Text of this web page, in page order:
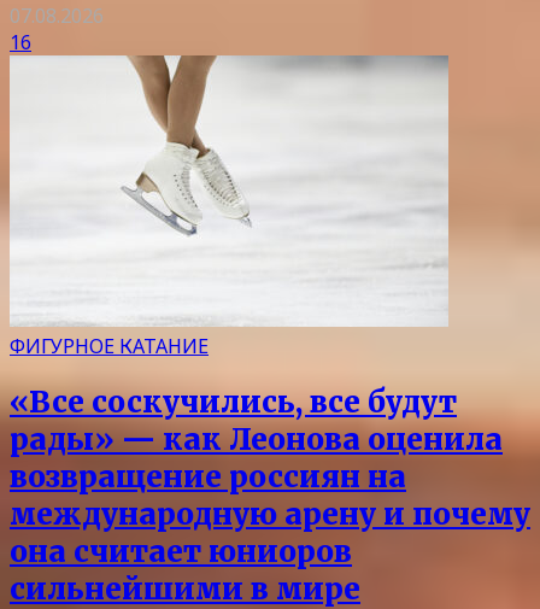
07.08.2026
16
ФИГУРНОЕ КАТАНИЕ
«Все соскучились, все будут
рады» — как Леонова оценила
возвращение россиян на
международную арену и почему
она считает юниоров
сильнейшими в мире